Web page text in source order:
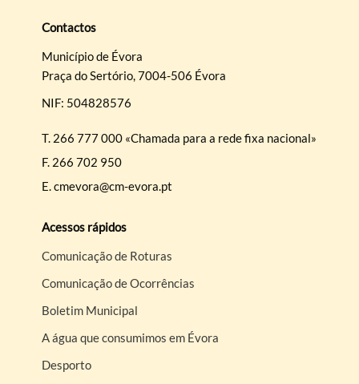
Contactos
Município de Évora
Praça do Sertório, 7004-506 Évora
NIF: 504828576
T. 266 777 000 «Chamada para a rede fixa nacional»
F. 266 702 950
E.cmevora@cm-evora.pt
Acessos rápidos
Comunicação de Roturas
Comunicação de Ocorrências
Boletim Municipal
A água que consumimos em Évora
Desporto